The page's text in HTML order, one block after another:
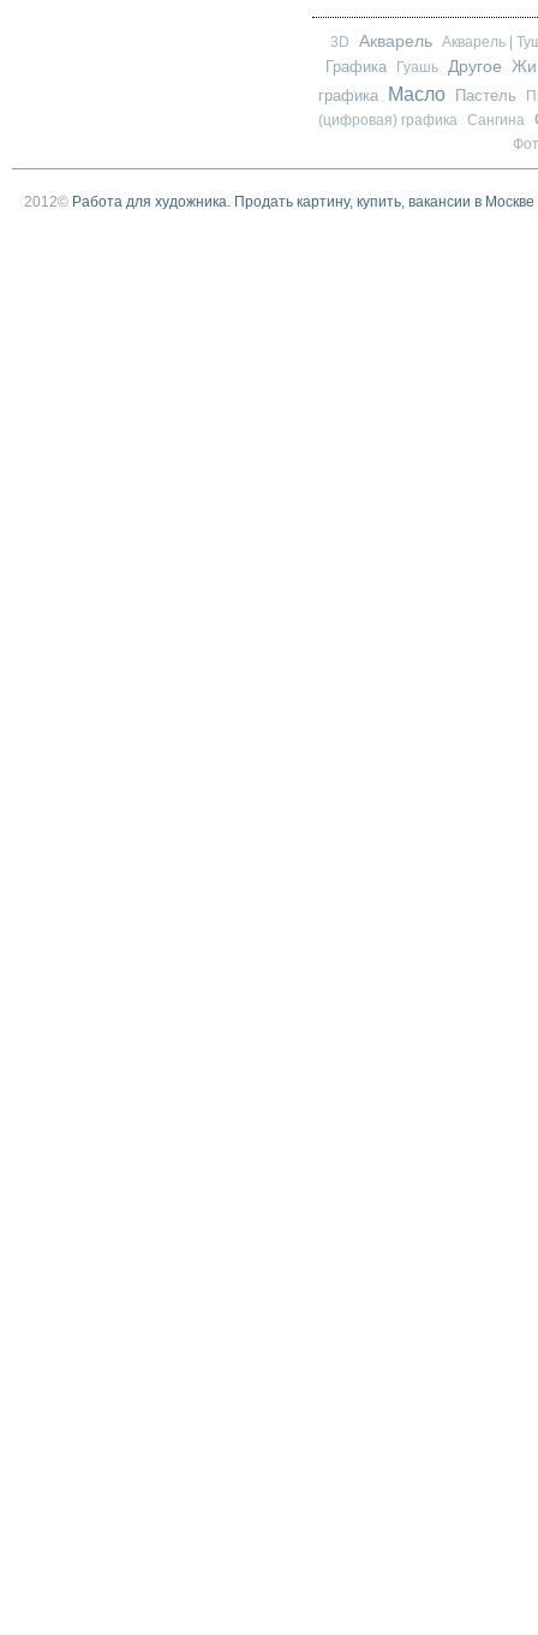
3D Акварель Акварель |
Графика Гуашь Другое
графика
Масло Пастель
(цифровая) графика
Сангина
2012© Работа для художника. Продать картину, купить, вакансии в Москве